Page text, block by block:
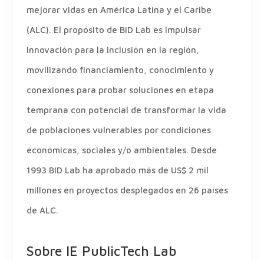
mejorar vidas en América Latina y el Caribe
(ALC). El propósito de BID Lab es impulsar
innovación para la inclusión en la región,
movilizando financiamiento, conocimiento y
conexiones para probar soluciones en etapa
temprana con potencial de transformar la vida
de poblaciones vulnerables por condiciones
económicas, sociales y/o ambientales. Desde
1993 BID Lab ha aprobado más de US$ 2 mil
millones en proyectos desplegados en 26 países
de ALC.
Sobre IE PublicTech Lab